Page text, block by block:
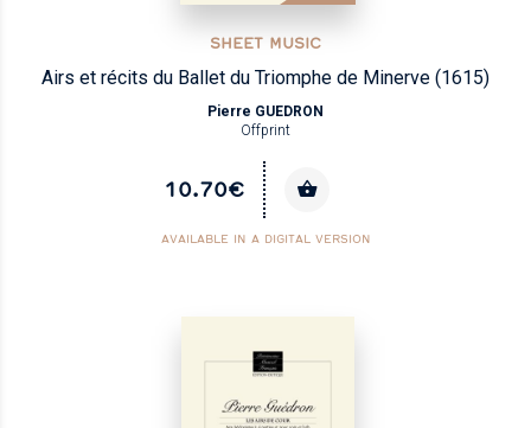
SHEET MUSIC
Airs et récits du Ballet du Triomphe de Minerve (1615)
Pierre GUEDRON
Offprint
10.70€
AVAILABLE IN A DIGITAL VERSION